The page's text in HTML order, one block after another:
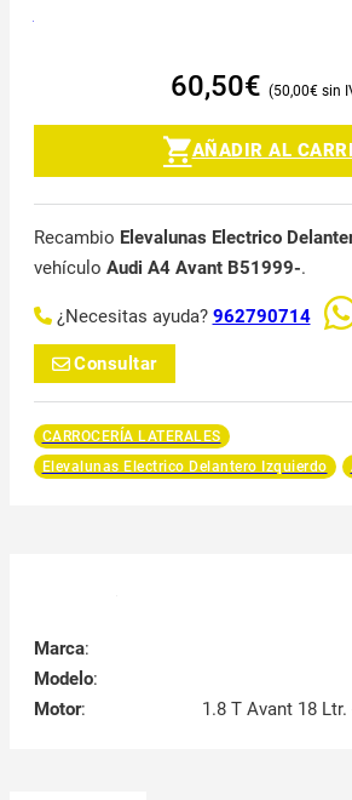
60,50€ 50,00€
AÑADIR AL
Recambio Elevalunas Electrico
vehículo Audi A4 Avant B51999-.
¿Necesitas ayuda? 962790714
Consultar
CARROCERÍA LATERALES
Elevalunas Electrico Delantero Izquierdo
Marca:
Modelo:
Motor: 1.8 T Avant 18